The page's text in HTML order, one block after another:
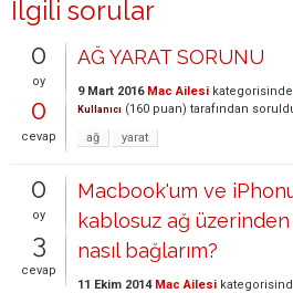
İlgili sorular
0
oy
0
cevap
AĞ YARAT SORUNU
9 Mart 2016 Mac Ailesi kategorisinde
Kullanıcı (160 puan) tarafından
ağ
yarat
0
oy
3
cevap
Macbook'um ve
kablosuz ağ
nasıl bağlarım?
11 Ekim 2014 Mac Ailesi